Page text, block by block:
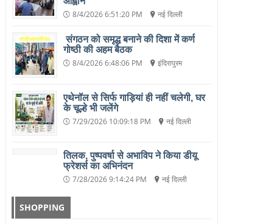
8/4/2026 6:51:20 PM
नई दिल्ली
संगठन को समृद्ध बनाने की दिशा में कर्ण
गोष्ठी की अहम बैठक
8/4/2026 6:48:06 PM
इंदिरापुरम
एथेनॉल से सिर्फ गाड़ियां ही नहीं चलेगी, घर
के चूल्हे भी जलेंगे
7/29/2026 10:09:18 PM
नई दिल्ली
तिलक, पुष्पवर्षा से अभाविप ने किया डीयू
फ्रेशर्स का अभिनंदन
7/28/2026 9:14:24 PM
नई दिल्ली
SHOPPING